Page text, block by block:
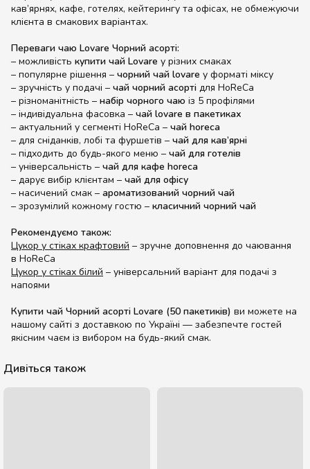
кав’ярнях, кафе, готелях, кейтерингу та офісах, не обмежуючи
клієнта в смакових варіантах.
Переваги чаю Lovare Чорний асорті:
– можливість купити чай Lovare у різних смаках
– популярне рішення – чорний чай lovare у форматі міксу
– зручність у подачі – чай чорний асорті для HoReCa
– різноманітність – набір чорного чаю із 5 профілями
– індивідуальна фасовка – чай lovare в пакетиках
– актуальний у сегменті HoReCa – чай horeca
– для сніданків, лобі та фуршетів – чай для кав’ярні
– підходить до будь-якого меню – чай для готелів
– універсальність – чай для кафе horeca
– дарує вибір клієнтам – чай для офісу
– насичений смак – ароматизований чорний чай
– зрозумілий кожному гостю – класичний чорний чай
Рекомендуємо також:
Цукор у стіках крафтовий – зручне доповнення до чаювання
в HoReCa
Цукор у стіках білий – універсальний варіант для подачі з
напоями
Купити чай Чорний асорті Lovare (50 пакетиків) ви можете на
нашому сайті з доставкою по Україні — забезпечте гостей
якісним чаєм із вибором на будь-який смак.
Дивіться також